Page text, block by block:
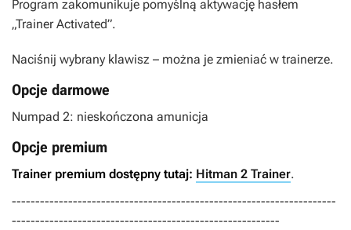
Program zakomunikuje pomyślną aktywację hasłem
„Trainer Activated”.
Naciśnij wybrany klawisz – można je zmieniać w trainerze.
Opcje darmowe
Numpad 2: nieskończona amunicja
Opcje premium
Trainer premium dostępny tutaj: Hitman 2 Trainer.
---------------------------------------------------------------------
---------------------------------------------------------